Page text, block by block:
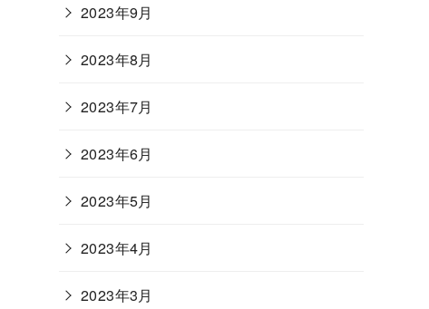
2023年9月
2023年8月
2023年7月
2023年6月
2023年5月
2023年4月
2023年3月